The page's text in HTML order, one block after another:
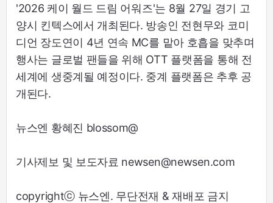
'2026 케이 월드 드림 어워즈'는 8월 27일 경기 고
양시 킨텍스에서 개최된다. 방송인 전현무와 코미
디언 장도연이 4년 연속 MC를 맡아 호흡을 맞추며
행사는 글로벌 팬들을 위해 OTT 플랫폼을 통해 전
세계에 생중계될 예정이다. 중계 플랫폼은 추후 공
개된다.
뉴스엔 황혜진 blossom@
기사제보 및 보도자료 newsen@newsen.com
copyrightⓒ 뉴스엔. 무단전재 & 재배포 금지